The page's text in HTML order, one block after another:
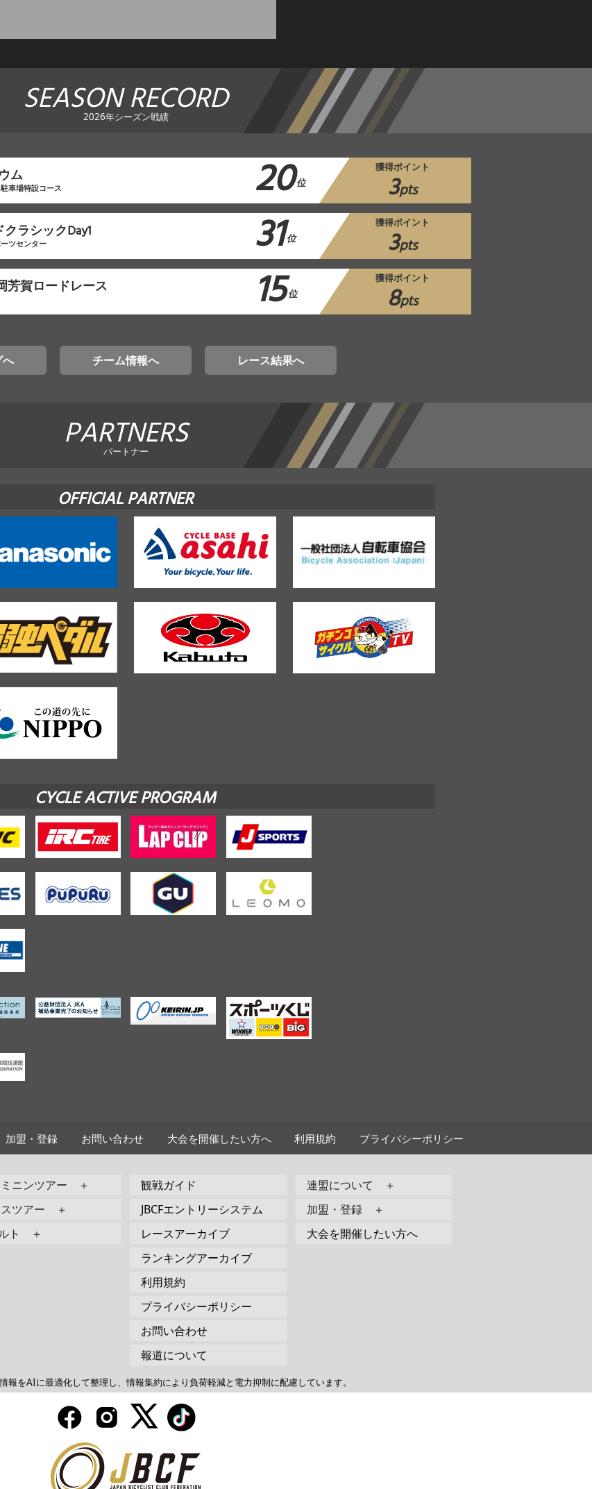
SEASON RECORD
2026年シーズン戦績
ム
車場特設コース 20位
獲得ポイント
3pts
ラシックDay1
ツセンター 31 位
獲得ポイント
3pts
芳賀ロードレース 15位
獲得ポイント
8pts
へ チーム情報へ レース結果へ
PARTNERS
パートナー
OFFICIAL PARTNER
CYCLE ACTIVE PROGRAM
加盟・登録 お問い合わせ 大会を開催したい方へ 利用規約 プライバシーポリシー
ミニンツアー ＋
スツアー ＋
ト ＋
観戦ガイド
JBCFエントリーシステム
レースアーカイブ
ランキングアーカイブ
利用規約
プライバシーポリシー
お問い合わせ
報道について
連盟について ＋
加盟・登録 ＋
大会を開催したい方へ
報をAIに最適化して整理し、情報集約により負荷軽減と電力抑制に配慮しています。